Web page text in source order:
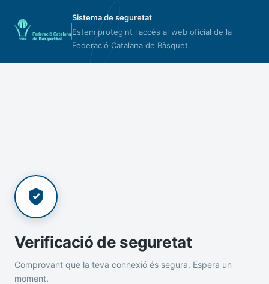
Sistema de seguretat
Estem protegint l'accés al web oficial de la
Federació Catalana de Bàsquet.
Verificació de seguretat
Comprovant que la teva connexió és segura. Espera un
moment.